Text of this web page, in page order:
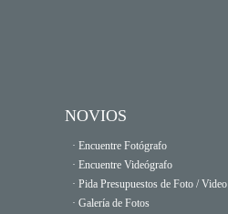
NOVIOS
· Encuentre Fotógrafo
· Encuentre Videógrafo
· Pida Presupuestos de Foto / Video
· Galería de Fotos